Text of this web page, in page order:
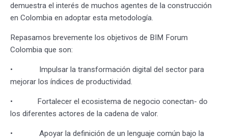
demuestra el interés de muchos agentes de la construcción
en Colombia en adoptar esta metodología.
Repasamos brevemente los objetivos de BIM Forum
Colombia que son:
• Impulsar la transformación digital del sector para
mejorar los índices de productividad.
• Fortalecer el ecosistema de negocio conectan- do
los diferentes actores de la cadena de valor.
• Apoyar la definición de un lenguaje común bajo la